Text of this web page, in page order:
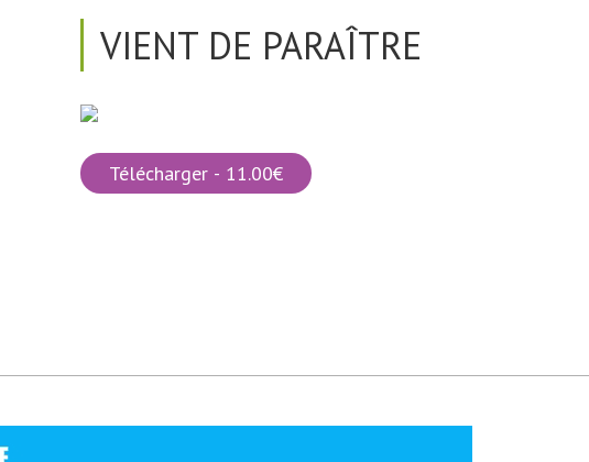
VIENT DE PARAÎTRE
Télécharger - 11.00€